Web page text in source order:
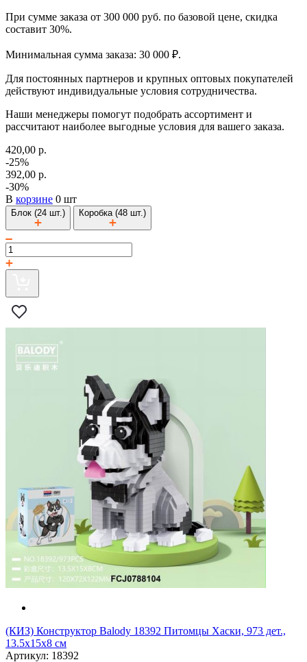
При сумме заказа от 300 000 руб. по базовой цене, скидка
составит 30%.
Минимальная сумма заказа: 30 000 ₽.
Для постоянных партнеров и крупных оптовых покупателей
действуют индивидуальные условия сотрудничества.
Наши менеджеры помогут подобрать ассортимент и
рассчитают наиболее выгодные условия для вашего заказа.
420,00 р.
-25%
392,00 р.
-30%
В корзине 0 шт
Блок (24 шт.) Коробка (48 шт.)
(КИЗ) Конструктор Balody 18392 Питомцы Хаски, 973 дет.,
13.5x15x8 см
Артикул: 18392